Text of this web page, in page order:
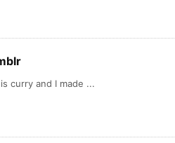
curry and I made ...